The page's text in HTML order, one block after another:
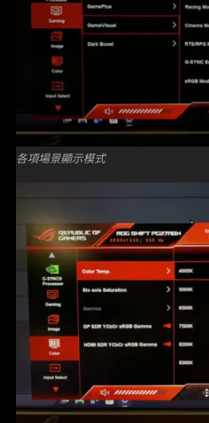
各項場景顯示模式